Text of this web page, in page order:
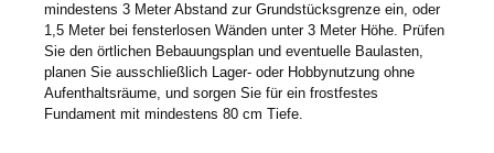
mindestens 3 Meter Abstand zur Grundstücksgrenze ein, oder
1,5 Meter bei fensterlosen Wänden unter 3 Meter Höhe. Prüfen
Sie den örtlichen Bebauungsplan und eventuelle Baulasten,
planen Sie ausschließlich Lager- oder Hobbynutzung ohne
Aufenthaltsräume, und sorgen Sie für ein frostfestes
Fundament mit mindestens 80 cm Tiefe.